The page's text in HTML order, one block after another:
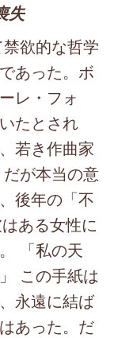
失
欲的な哲学
あった。ボ
レ・フォ
たとされ
若き作曲家
が本当の意
後年の「不
ある女性に
「私の天
この手紙は
永遠に結ば
あった。だ